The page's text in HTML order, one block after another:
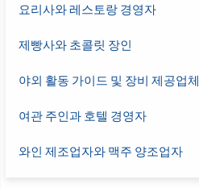
요리사와 레스토랑 경영자
제빵사와 초콜릿 장인
야외 활동 가이드 및 장비 제공업체
여관 주인과 호텔 경영자
와인 제조업자와 맥주 양조업자